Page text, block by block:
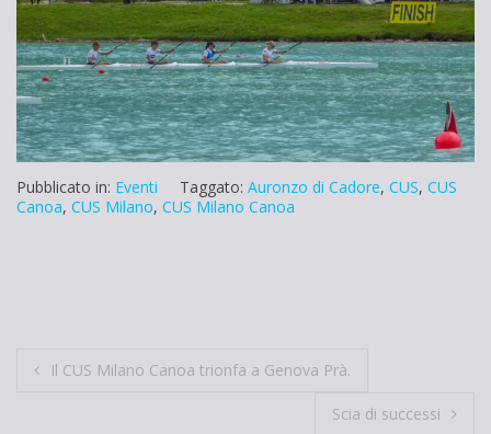
Pubblicato in: Eventi Taggato: Auronzo di Cadore, CUS, CUS
Canoa, CUS Milano, CUS Milano Canoa
Navigazione
Il CUS Milano Canoa trionfa a Genova Prà.
Scia di successi